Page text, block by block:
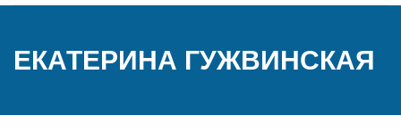
ЕКАТЕРИНА ГУЖВИНСКАЯ